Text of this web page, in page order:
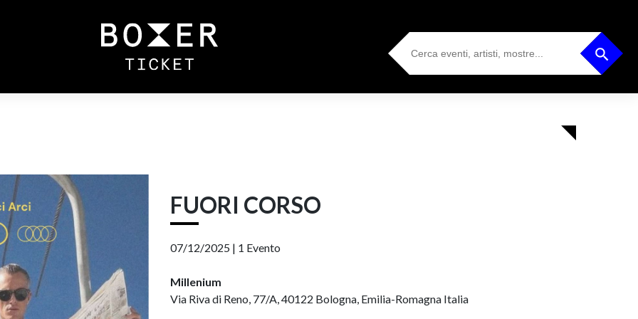
Search
for:
Search Button
FUORI CORSO
07/12/2025 | 1 Evento
Millenium
Via Riva di Reno, 77/A, 40122 Bologna, Emilia-Romagna Italia